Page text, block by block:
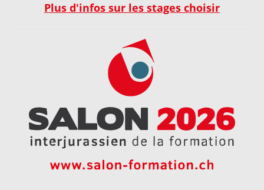
Plus d'infos sur les stages choisir